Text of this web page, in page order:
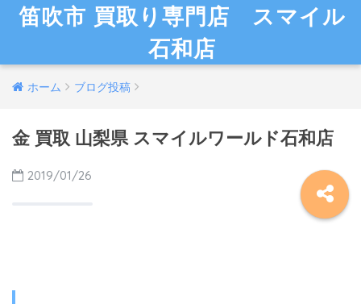
笛吹市 買取り専門店 スマイル
石和店
ホーム ブログ投稿
金 買取 山梨県 スマイルワールド石和店
2019/01/26